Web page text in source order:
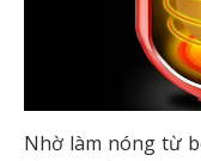
Nhờ làm nóng từ